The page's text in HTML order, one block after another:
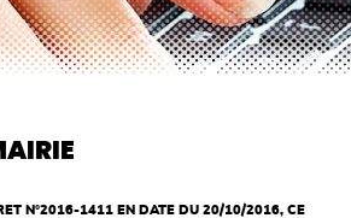
N°2016-1411 EN DATE DU 20/10/2016, CE